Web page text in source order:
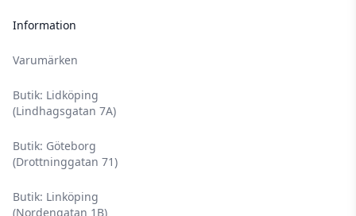
Information
Varumärken
Butik: Lidköping
(Lindhagsgatan 7A)
Butik: Göteborg
(Drottninggatan 71)
Butik: Linköping
(Nordengatan 1B)